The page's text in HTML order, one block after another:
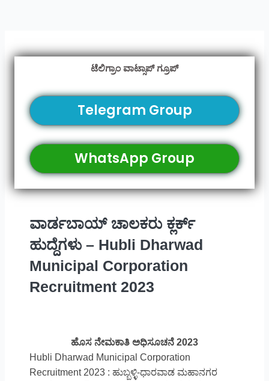
ಟೆಲಿಗ್ರಾಂ ವಾಟ್ಸಾಪ್ ಗ್ರೂಪ್
Telegram Group
WhatsApp Group
ವಾರ್ಡಬಾಯ್ ಚಾಲಕರು ಕ್ಲರ್ಕ್
ಹುದ್ದೆಗಳು – Hubli Dharwad
Municipal Corporation
Recruitment 2023
ಹೊಸ ನೇಮಕಾತಿ ಅಧಿಸೂಚನೆ 2023
Hubli Dharwad Municipal Corporation
Recruitment 2023 : ಹುಬ್ಬಳ್ಳಿ-ಧಾರವಾಡ ಮಹಾನಗರ